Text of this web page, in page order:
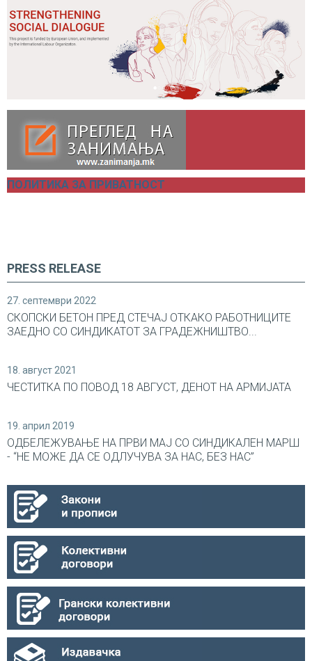
ПОЛИТИКА ЗА ПРИВАТНОСТ
PRESS RELEASE
27. септември 2022
СКОПСКИ БЕТОН ПРЕД СТЕЧАЈ ОТКАКО РАБОТНИЦИТЕ
ЗАЕДНО СО СИНДИКАТОТ ЗА ГРАДЕЖНИШТВО...
18. август 2021
ЧЕСТИТКА ПО ПОВОД 18 АВГУСТ, ДЕНОТ НА АРМИЈАТА
19. април 2019
ОДБЕЛЕЖУВАЊЕ НА ПРВИ МАЈ СО СИНДИКАЛEН МАРШ
- “НЕ МОЖЕ ДА СЕ ОДЛУЧУВА ЗА НАС, БЕЗ НАС”